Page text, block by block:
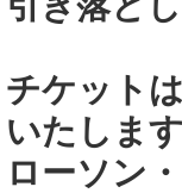
チケット
いたします
ローソン